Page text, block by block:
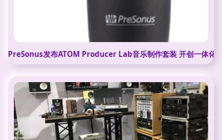
PreSonus发布ATOM Producer Lab音乐制作套装 开创一体化